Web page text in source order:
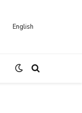
English